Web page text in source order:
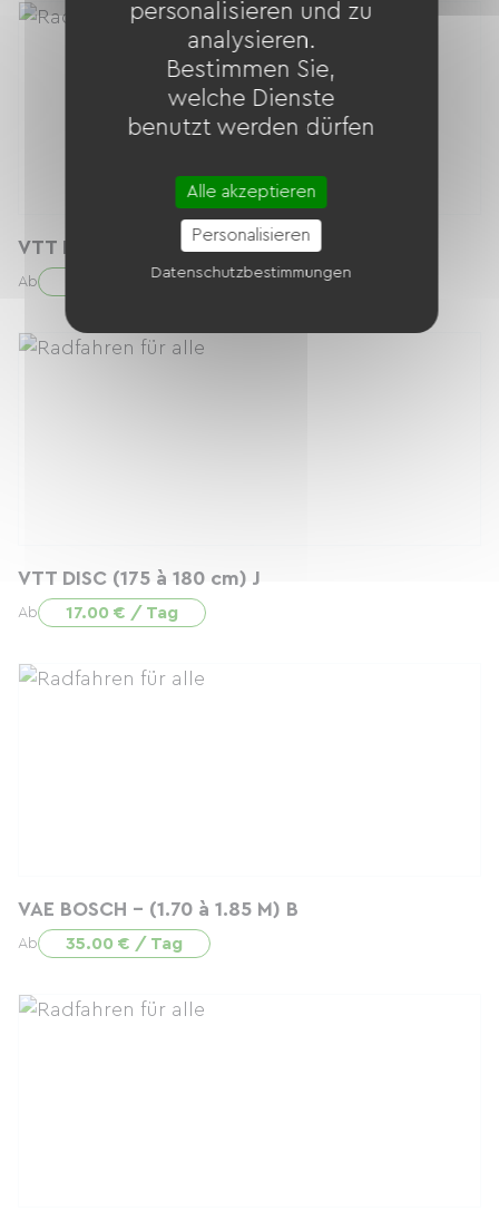
VTT DISC (150 à 165 cm) R
Ab 17.00 € / Tag
VTT DISC (175 à 180 cm) J
Ab 17.00 € / Tag
VAE BOSCH - (1.70 à 1.85 M) B
Ab 35.00 € / Tag
personalisieren und zu
analysieren.
Bestimmen Sie,
welche Dienste
benutzt werden dürfen
Alle akzeptieren
Personalisieren
Datenschutzbestimmungen